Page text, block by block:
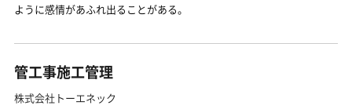
ように感情があふれ出ることがある。
管工事施工管理
株式会社トーエネック